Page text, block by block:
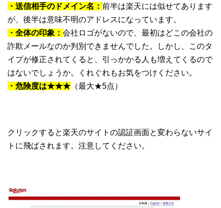
・送信相手のドメイン名： 前半は楽天には似せてあります
が、後半は意味不明のアドレスになっています。
・全体の印象： 会社ロゴがないので、最初はどこの会社の
詐欺メールなのか判別できませんでした。しかし、このタ
イプが修正されてくると、引っかかる人も増えてくるので
はないでしょうか。くれぐれもお気をつけください。
・危険度は★★★ （最大★5点）
クリックすると楽天のサイトの認証画面と変わらないサイ
トに飛ばされます。注意してください。